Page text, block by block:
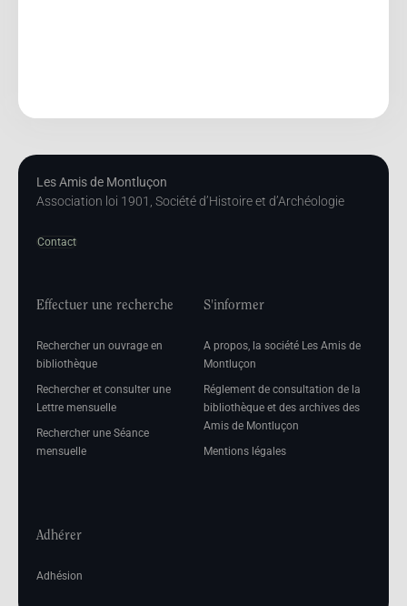
Les Amis de Montluçon
Association loi 1901, Société d’Histoire et d’Archéologie
Contact
Effectuer une recherche
Rechercher un ouvrage en
bibliothèque
Rechercher et consulter une
Lettre mensuelle
Rechercher une Séance
mensuelle
S'informer
A propos, la société Les Amis de
Montluçon
Réglement de consultation de la
bibliothèque et des archives des
Amis de Montluçon
Mentions légales
Adhérer
Adhésion